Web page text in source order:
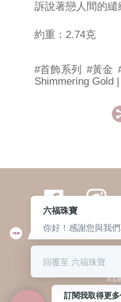
訴說著戀人間的繾
約重：2.74克
#首飾系列 #黃金
Shimmering Gold
繁體 |
© 六福集團 版
貴金
(六福企業禮品(國際)
六福電子商貿有
訂閱我取得更
六福珠寶
你好！感謝您與我們
回覆至 六福珠寶